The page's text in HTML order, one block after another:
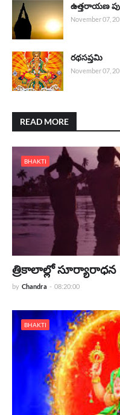
ఉత్తరాయణ
November 07,
రథసప్తమి
November 07,
READ MORE
BHAKTI
త్రికాలాల్లో సూర్యారాధన
by Chandra - 08:20:00
BHAKTI